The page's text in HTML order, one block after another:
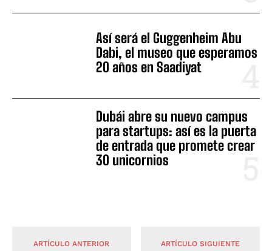
Así será el Guggenheim Abu
Dabi, el museo que esperamos
20 años en Saadiyat
Dubái abre su nuevo campus
para startups: así es la puerta
de entrada que promete crear
30 unicornios
ARTÍCULO ANTERIOR ARTÍCULO SIGUIENTE